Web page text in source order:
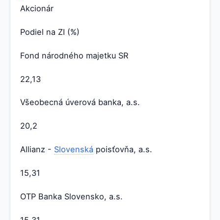
Akcionár
Podiel na ZI (%)
Fond národného majetku SR
22,13
Všeobecná úverová banka, a.s.
20,2
Allianz - Slovenská poisťovňa, a.s.
15,31
OTP Banka Slovensko, a.s.